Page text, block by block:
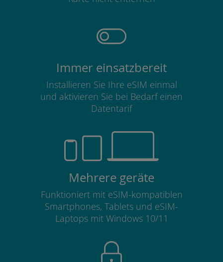
Immer einsatzbereit
Installieren Sie Ihre eSIM einmal
und aktivieren Sie bei Bedarf einen
Datentarif
Mehrere geräte
Funktioniert mit eSIM-kompatiblen
Smartphones, Tablets und eSIM-
Laptops mit Windows 10/11